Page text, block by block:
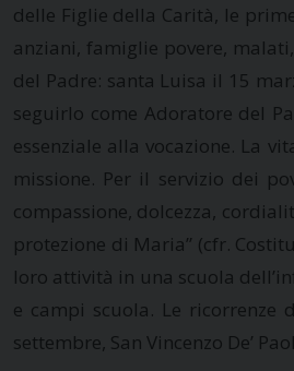
delle Figlie della Carità, le
anziani, famiglie povere,
del Padre: santa Luisa il 15
seguirlo come Adoratore del
essenziale alla vocazione. La
missione. Per il servizio dei
compassione, dolcezza,
protezione di Maria” (cfr.
loro attività in una scuola
e campi scuola. Le ricorrenze
settembre, San Vincenzo De’